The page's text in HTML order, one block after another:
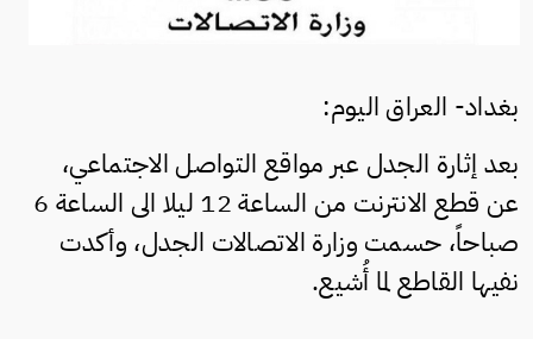
بغداد- العراق اليوم:
بعد إثارة الجدل عبر مواقع التواصل الاجتماعي،
عن قطع الانترنت من الساعة 12 ليلا الى الساعة 6
صباحاً، حسمت وزارة الاتصالات الجدل، وأكدت
نفيها القاطع لما أُشيع.